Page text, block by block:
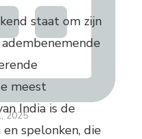
2025
staat om zijn
meest
India is de
spelonken, die